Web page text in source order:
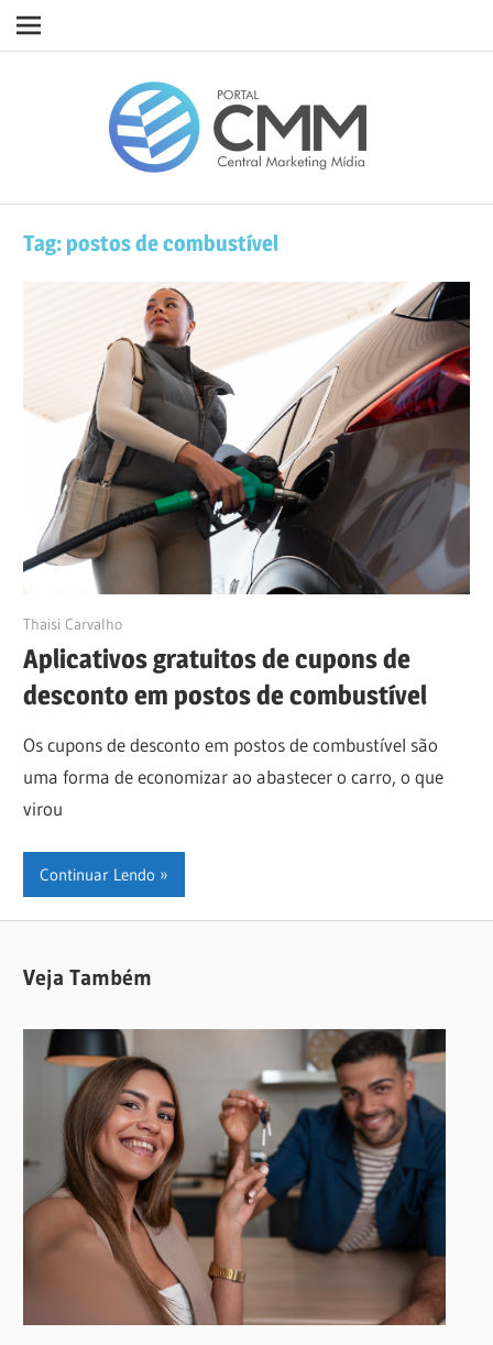
Navigation
Tag:postos de combustível
14/01/2025
Thaisi Carvalho
Aplicativos gratuitos de cupons de
desconto em postos de combustível
Os cupons de desconto em postos de combustível são
uma forma de economizar ao abastecer o carro, o que
virou
Continuar Lendo
Veja Também